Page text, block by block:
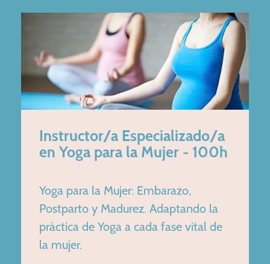
Instructor/a Especializado/a
en Yoga para la Mujer - 100h
Yoga para la Mujer: Embarazo,
Postparto y Madurez. Adaptando la
práctica de Yoga a cada fase vital de
la mujer.